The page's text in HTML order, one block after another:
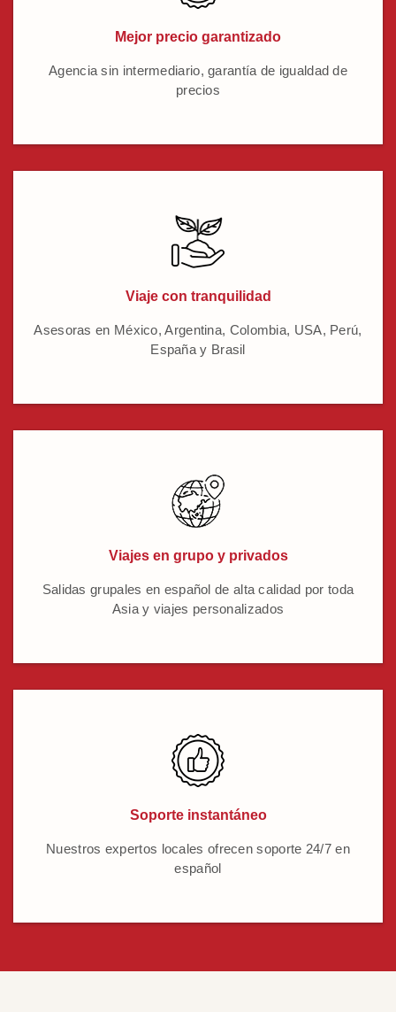
Mejor precio garantizado
Agencia sin intermediario, garantía de igualdad de
precios
Viaje con tranquilidad
Asesoras en México, Argentina, Colombia, USA, Perú,
España y Brasil
Viajes en grupo y privados
Salidas grupales en español de alta calidad por toda
Asia y viajes personalizados
Soporte instantáneo
Nuestros expertos locales ofrecen soporte 24/7 en
español